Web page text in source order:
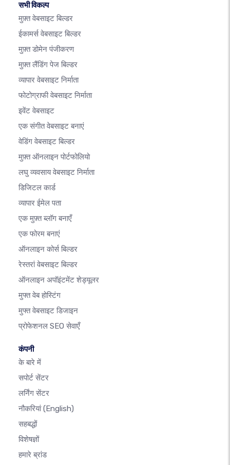
सभी विकल्प
मुफ़्त वेबसाइट बिल्डर
ईकामर्स वेबसाइट बिल्डर
मुफ़्त डोमेन पंजीकरण
मुफ़्त लैंडिंग पेज बिल्डर
व्यापार वेबसाइट निर्माता
फोटोग्राफी वेबसाइट निर्माता
इवेंट वेबसाइट
एक संगीत वेबसाइट बनाएं
वेडिंग वेबसाइट बिल्डर
मुफ़्त ऑनलाइन पोर्टफोलियो
लघु व्यवसाय वेबसाइट निर्माता
डिजिटल कार्ड
व्यापार ईमेल पता
एक मुफ़्त ब्लॉग बनाएँ
एक फोरम बनाएं
ऑनलाइन कोर्स बिल्डर
रेस्तरां वेबसाइट बिल्डर
ऑनलाइन अपॉइंटमेंट शेड्यूलर
मुफ्त वेब होस्टिंग
मुफ्त वेबसाइट डिजाइन
प्रोफेशनल SEO सेवाएँ
कंपनी
के बारे में
सपोर्ट सेंटर
लर्निंग सेंटर
नौकरियां(English)
सहबद्धों
विशेषज्ञों
हमारे ब्रांड